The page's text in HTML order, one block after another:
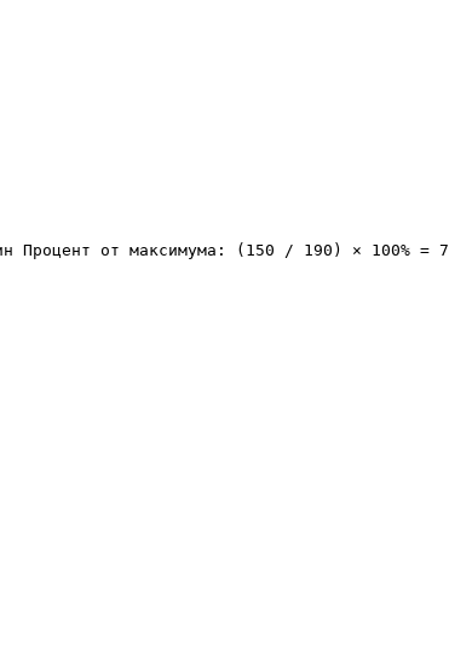
Процент от максимума: (150 / 190) × 100% =